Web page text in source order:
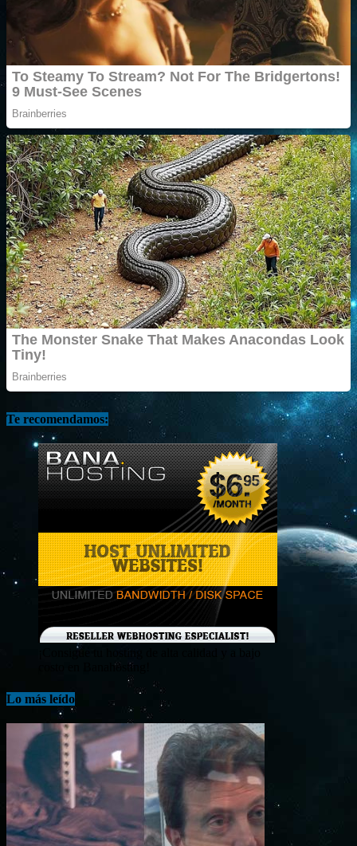
Te recomendamos:
¡Consigue tu hosting de alta calidad y a bajo
costo en Banahosting!
Lo más leído